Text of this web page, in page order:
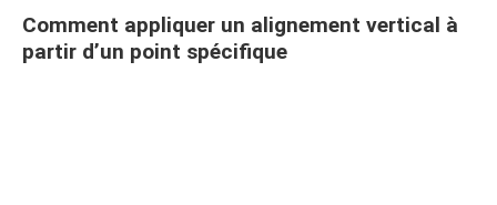
Comment appliquer un alignement vertical à
partir d’un point spécifique